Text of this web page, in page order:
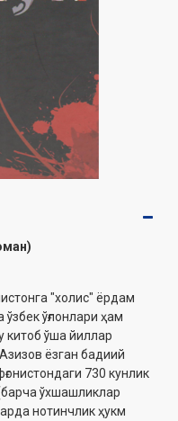
"холис" ёрдам
ўғлонлари ҳам
китоб ўша йиллар
ёзган бадиий
730 кунлик
ўхшашликлар
нотинчлик ҳукм